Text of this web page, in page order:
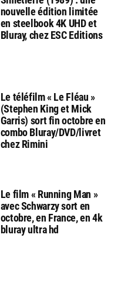
nouvelle édition limitée
en steelbook 4K UHD et
Bluray, chez ESC Editions
Le téléfilm « Le Fléau »
(Stephen King et Mick
Garris) sort fin octobre en
combo Bluray/DVD/livret
chez Rimini
Le film « Running Man »
avec Schwarzy sort en
octobre, en France, en 4k
bluray ultra hd